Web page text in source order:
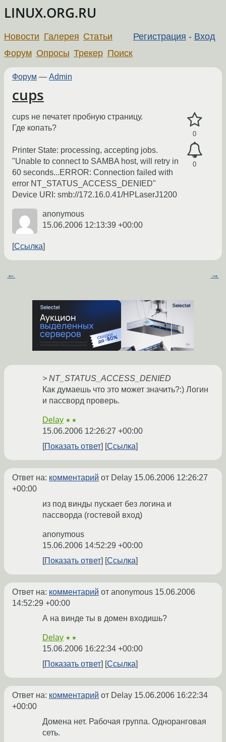
LINUX.ORG.RU
Регистрация - Вход
Новости Галерея Статьи
Форум Опросы Трекер Поиск
Форум — Admin
cups
0
0
cups не печатет пробную страницу.
Где копать?
Printer State: processing, accepting jobs.
"Unable to connect to SAMBA host, will retry in
60 seconds...ERROR: Connection failed with
error NT_STATUS_ACCESS_DENIED"
Device URI: smb://172.16.0.41/HPLaserJ1200
anonymous
15.06.2006 12:13:39 +00:00
Ссылка
← →
> NT_STATUS_ACCESS_DENIED
Как думаешь что это может значить?:) Логин
и пассворд проверь.
Delay ★★
15.06.2006 12:26:27 +00:00
Показать ответ
Ссылка
Ответ на: комментарий от Delay 15.06.2006 12:26:27
+00:00
из под винды пускает без логина и
пассворда (гостевой вход)
anonymous
15.06.2006 14:52:29 +00:00
Показать ответ
Ссылка
Ответ на: комментарий от anonymous 15.06.2006
14:52:29 +00:00
А на винде ты в домен входишь?
Delay ★★
15.06.2006 16:22:34 +00:00
Показать ответ
Ссылка
Ответ на: комментарий от Delay 15.06.2006 16:22:34
+00:00
Домена нет. Рабочая группа. Одноранговая
сеть.